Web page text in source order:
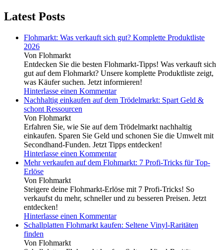
Latest Posts
Flohmarkt: Was verkauft sich gut? Komplette Produktliste
2026
Von Flohmarkt
Entdecken Sie die besten Flohmarkt-Tipps! Was verkauft sich
gut auf dem Flohmarkt? Unsere komplette Produktliste zeigt,
was Käufer suchen. Jetzt informieren!
Hinterlasse einen Kommentar
Nachhaltig einkaufen auf dem Trödelmarkt: Spart Geld &
schont Ressourcen
Von Flohmarkt
Erfahren Sie, wie Sie auf dem Trödelmarkt nachhaltig
einkaufen. Sparen Sie Geld und schonen Sie die Umwelt mit
Secondhand-Funden. Jetzt Tipps entdecken!
Hinterlasse einen Kommentar
Mehr verkaufen auf dem Flohmarkt: 7 Profi-Tricks für Top-
Erlöse
Von Flohmarkt
Steigere deine Flohmarkt-Erlöse mit 7 Profi-Tricks! So
verkaufst du mehr, schneller und zu besseren Preisen. Jetzt
entdecken!
Hinterlasse einen Kommentar
Schallplatten Flohmarkt kaufen: Seltene Vinyl-Raritäten
finden
Von Flohmarkt